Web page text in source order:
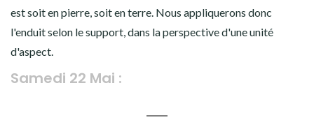
est soit en pierre, soit en terre. Nous appliquerons donc
l'enduit selon le support, dans la perspective d'une unité
d'aspect.
Samedi 22 Mai :